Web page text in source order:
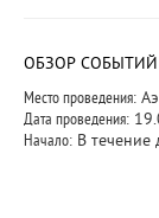
ОБЗОР СОБЫТИЙ
Место проведения:
Дата проведения:
Начало: В течение